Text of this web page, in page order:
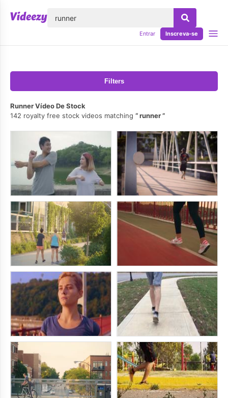
Entrar Inscreva-se
Filters
Runner Vídeo De Stock
142 royalty free stock videos matching
runner